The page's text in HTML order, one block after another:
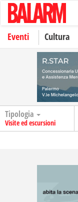
Eventi Cultura
Tipologia
Visite ed escursioni